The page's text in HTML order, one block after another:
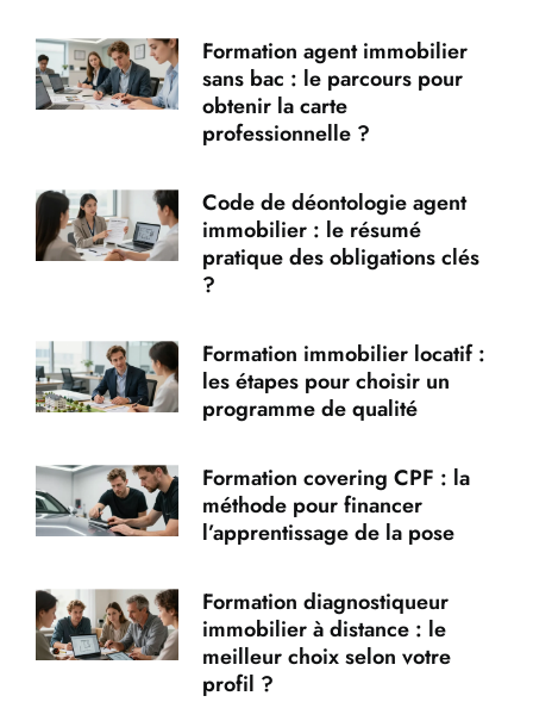
Formation agent immobilier
sans bac : le parcours pour
obtenir la carte
professionnelle ?
Code de déontologie agent
immobilier : le résumé
pratique des obligations clés
?
Formation immobilier locatif :
les étapes pour choisir un
programme de qualité
Formation covering CPF : la
méthode pour financer
l’apprentissage de la pose
Formation diagnostiqueur
immobilier à distance : le
meilleur choix selon votre
profil ?